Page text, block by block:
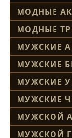
МОДНЫЕ
МОДНЫЕ
МУЖСКИЕ
МУЖСКИЕ
МУЖСКИЕ
МУЖСКИЕ
МУЖСКОЙ
МУЖСКОЙ